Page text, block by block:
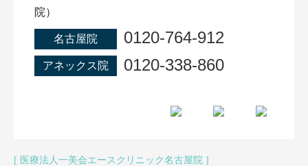
院）
名古屋院 0120-764-912
アネックス院 0120-338-860
医療法人一美会エースクリニック名古屋院